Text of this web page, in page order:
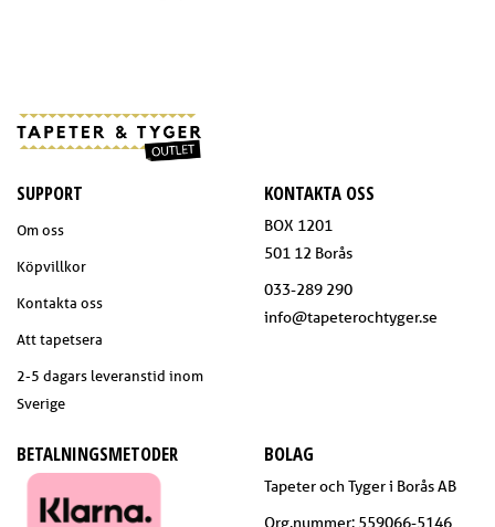
SUPPORT
Om oss
Köpvillkor
Kontakta oss
Att tapetsera
2-5 dagars leveranstid inom
Sverige
KONTAKTA OSS
BOX 1201
501 12 Borås
033-289 290
info@tapeterochtyger.se
BETALNINGSMETODER BOLAG
Tapeter och Tyger i Borås AB
Org.nummer: 559066-5146